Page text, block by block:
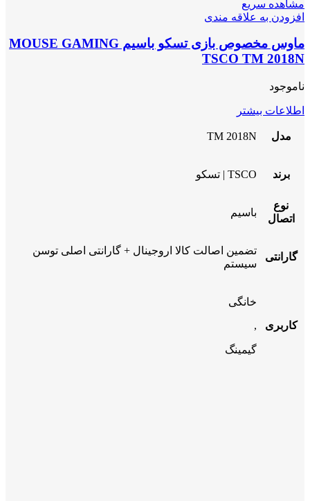
مشاهده سریع
افزودن به علاقه مندی
ماوس مخصوص بازی تسکو باسیم MOUSE GAMING
TSCO TM 2018N
ناموجود
اطلاعات بیشتر
مدل TM 2018N
برند TSCO | تسکو
نوع
اتصال
باسیم
گارانتی
تضمین اصالت کالا اروجینال + گارانتی اصلی توسن
سیستم
کاربری
خانگی
,
گیمینگ